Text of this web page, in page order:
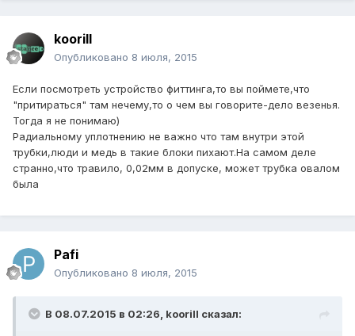
koorill
Опубликовано 8 июля, 2015
Если посмотреть устройство фиттинга,то вы поймете,что
"притираться" там нечему,то о чем вы говорите-дело везенья.
Тогда я не понимаю)
Радиальному уплотнению не важно что там внутри этой
трубки,люди и медь в такие блоки пихают.На самом деле
странно,что травило, 0,02мм в допуске, может трубка овалом
была
Pafi
Опубликовано 8 июля, 2015
В 08.07.2015 в 02:26, koorill сказал: